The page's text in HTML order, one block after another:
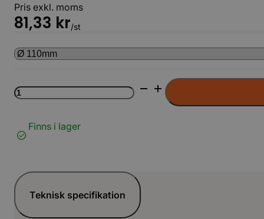
Pris exkl. moms
81,33 kr/st
Marksvep
1.4404
LAG
mängd
Finns i lager
Teknisk specifikation